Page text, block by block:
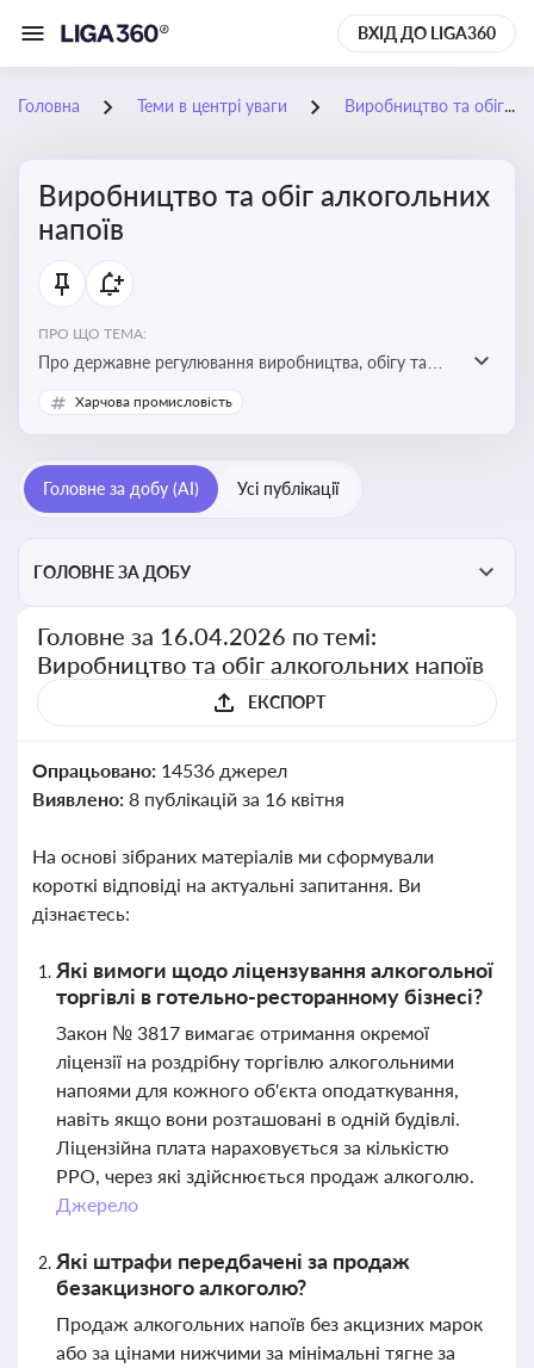
ВХІД ДО LIGA360
Головна Теми в центрі уваги Виробництво та обіг алкогольних напоїв
Виробництво та обіг алкогольних
напоїв
ПРО ЩО ТЕМА:
Про державне регулювання виробництва, обігу та
оподаткування алкогольної продукції, про
ліцензування та правові ризики
Харчова промисловість
Головне за добу (AI) Усі публікації
ГОЛОВНЕ ЗА ДОБУ
Головне за 16.04.2026 по темі:
Виробництво та обіг алкогольних напоїв
ЕКСПОРТ
Опрацьовано: 14536 джерел
Виявлено: 8 публікацій за 16 квітня
На основі зібраних матеріалів ми сформували
короткі відповіді на актуальні запитання. Ви
дізнаєтесь:
Які вимоги щодо ліцензування алкогольної
торгівлі в готельно-ресторанному бізнесі?
Закон № 3817 вимагає отримання окремої
ліцензії на роздрібну торгівлю алкогольними
напоями для кожного об'єкта оподаткування,
навіть якщо вони розташовані в одній будівлі.
Ліцензійна плата нараховується за кількістю
РРО, через які здійснюється продаж алкоголю.
Джерело
Які штрафи передбачені за продаж
безакцизного алкоголю?
Продаж алкогольних напоїв без акцизних марок
або за цінами нижчими за мінімальні тягне за